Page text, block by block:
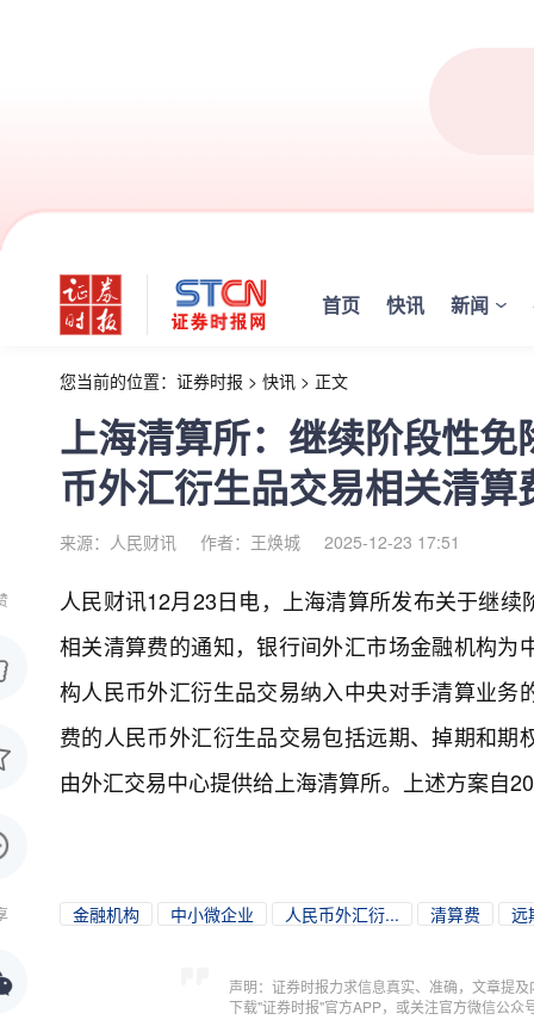
首页 快讯 新闻
您当前的位置： 证券时报 > 快讯 > 正文
上海清算所：继续阶段性
币外汇衍生品交易相关清算
来源：人民财讯 作者：王焕城 2025-12-23 17:51
人民财讯12月23日电，
上海清算所发布关于继
相关清算费的通知，银行间外汇市场金融机构
构人民币外汇衍生品交易纳入中央对手清算业
费的人民币外汇衍生品交易包括远期、掉期和
由外汇交易中心提供给上海清算所。上述方案自
金融机构 中小微企业 人民币外汇衍... 清算费 远
声明：证券时报力求信息真实、准确，文章提
下载"证券时报"官方APP，或关注官方微信公